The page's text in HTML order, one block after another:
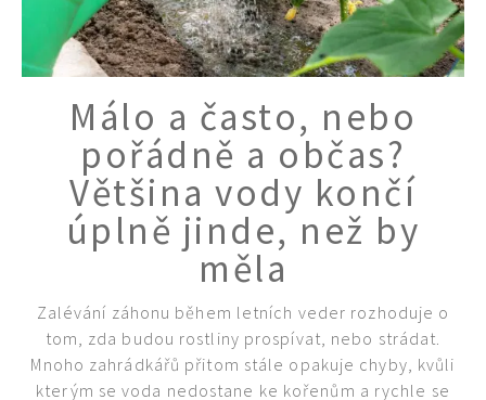
Málo a často, nebo
pořádně a občas?
Většina vody končí
úplně jinde, než by
měla
Zalévání záhonu během letních veder rozhoduje o
tom, zda budou rostliny prospívat, nebo strádat.
Mnoho zahrádkářů přitom stále opakuje chyby, kvůli
kterým se voda nedostane ke kořenům a rychle se